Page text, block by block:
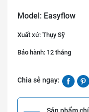
Model: Easyflow
Xuất xứ: Thụy Sỹ
Bảo hành: 12 tháng
Chia sẻ ngay: